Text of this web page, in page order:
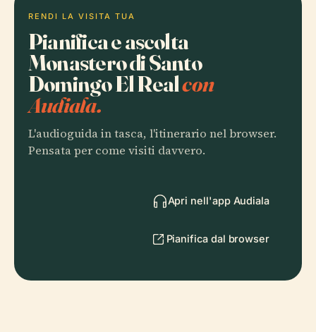
RENDI LA VISITA TUA
Pianifica e ascolta
Monastero di Santo
Domingo El Realcon
Audiala.
L'audioguida in tasca, l'itinerario nel browser.
Pensata per come visiti davvero.
Apri nell'app Audiala
Pianifica dal browser